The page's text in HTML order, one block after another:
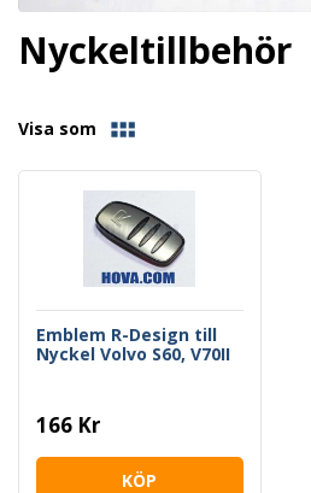
Nyckeltillbehör
Visa som
Emblem R-Design till
Nyckel Volvo S60, V70II
166 Kr
KÖP